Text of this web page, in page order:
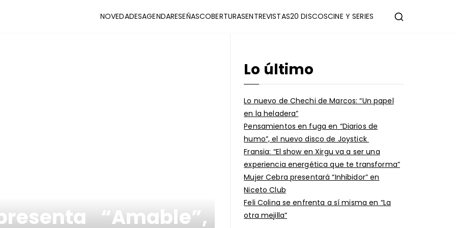
NOVEDADESAGENDARESEÑASCOBERTURASENTREVISTAS20 DISCOSCINE Y SERIES
“Amable”,
Lo último
Lo nuevo de Chechi de Marcos: “Un papel
en la heladera”
Pensamientos en fuga en “Diarios de
humo”, el nuevo disco de Joystick
Fransia: “El show en Xirgu va a ser una
experiencia energética que te transforma”
Mujer Cebra presentará “Inhibidor” en
Niceto Club
Feli Colina se enfrenta a sí misma en “La
otra mejilla”